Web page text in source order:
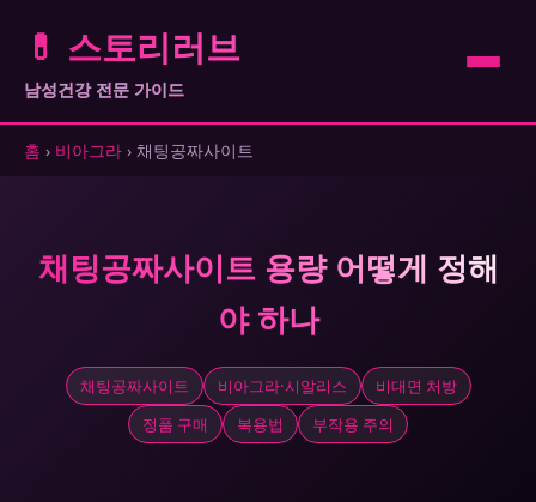
💊 스토리러브
남성건강 전문 가이드
홈 › 비아그라 › 채팅공짜사이트
채팅공짜사이트 용량 어떻게 정해
야 하나
채팅공짜사이트 비아그라·시알리스
비대면 처방
정품 구매
복용법 부작용 주의